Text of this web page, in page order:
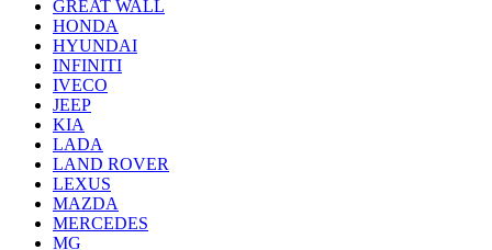
GREAT WALL
HONDA
HYUNDAI
INFINITI
IVECO
JEEP
KIA
LADA
LAND ROVER
LEXUS
MAZDA
MERCEDES
MG